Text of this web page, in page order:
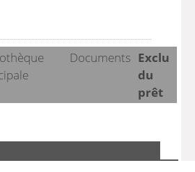
Documents Exclu
du
prêt